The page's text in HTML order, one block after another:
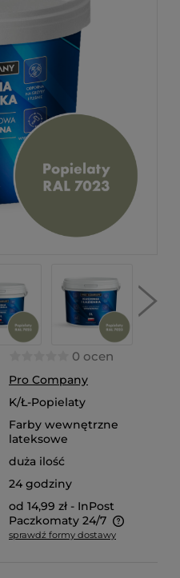
0 ocen
Pro Company
K/Ł-Popielaty
Farby wewnętrzne
lateksowe
duża ilość
24 godziny
od 14,99 zł - InPost
Paczkomaty 24/7
kosztów płatności
sprawdź formy dostawy